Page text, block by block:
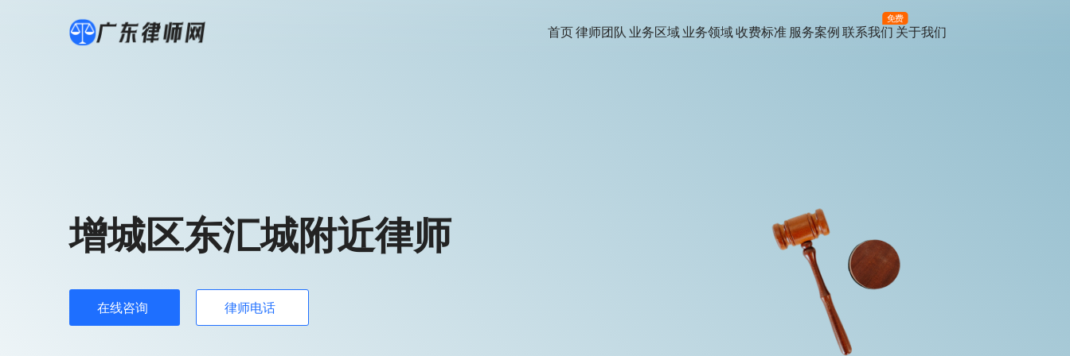
首页律师团队 业务区域 业务领域收费标准 服务案例 联系我们
免费
关于我们
增城区东汇城附近律师
在线咨询 律师电话